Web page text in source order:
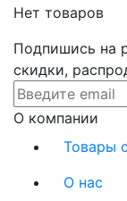
Нет товаров
Подпишись на
скидки,
О компании
Товары
О нас